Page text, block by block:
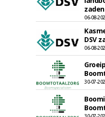
06-08-
DSV
06-08-
30-07-